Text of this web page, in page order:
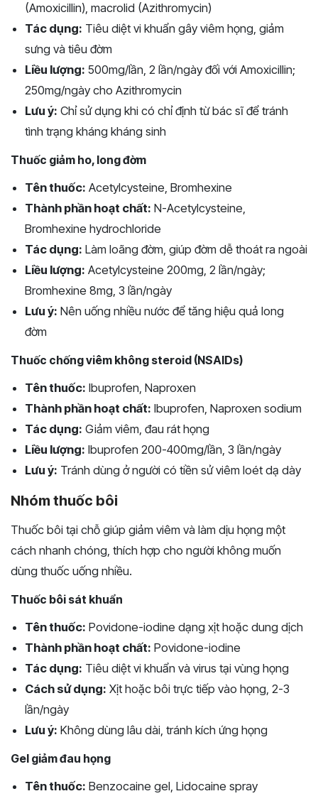
(Amoxicillin), macrolid (Azithromycin)
Tác dụng: Tiêu diệt vi khuẩn gây viêm họng, giảm
sưng và tiêu đờm
Liều lượng: 500mg/lần, 2 lần/ngày đối với Amoxicillin;
250mg/ngày cho Azithromycin
Lưu ý: Chỉ sử dụng khi có chỉ định từ bác sĩ để tránh
tình trạng kháng kháng sinh
Thuốc giảm ho, long đờm
Tên thuốc: Acetylcysteine, Bromhexine
Thành phần hoạt chất: N-Acetylcysteine,
Bromhexine hydrochloride
Tác dụng: Làm loãng đờm, giúp đờm dễ thoát ra ngoài
Liều lượng: Acetylcysteine 200mg, 2 lần/ngày;
Bromhexine 8mg, 3 lần/ngày
Lưu ý: Nên uống nhiều nước để tăng hiệu quả long
đờm
Thuốc chống viêm không steroid (NSAIDs)
Tên thuốc: Ibuprofen, Naproxen
Thành phần hoạt chất: Ibuprofen, Naproxen sodium
Tác dụng: Giảm viêm, đau rát họng
Liều lượng: Ibuprofen 200-400mg/lần, 3 lần/ngày
Lưu ý: Tránh dùng ở người có tiền sử viêm loét dạ dày
Nhóm thuốc bôi
Thuốc bôi tại chỗ giúp giảm viêm và làm dịu họng một
cách nhanh chóng, thích hợp cho người không muốn
dùng thuốc uống nhiều.
Thuốc bôi sát khuẩn
Tên thuốc: Povidone-iodine dạng xịt hoặc dung dịch
Thành phần hoạt chất: Povidone-iodine
Tác dụng: Tiêu diệt vi khuẩn và virus tại vùng họng
Cách sử dụng: Xịt hoặc bôi trực tiếp vào họng, 2-3
lần/ngày
Lưu ý: Không dùng lâu dài, tránh kích ứng họng
Gel giảm đau họng
Tên thuốc: Benzocaine gel, Lidocaine spray